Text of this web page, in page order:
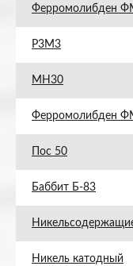
Ферромолибден
Р3М3
МН30
Ферромолибден
Пос 50
Баббит Б-83
Никель катодный